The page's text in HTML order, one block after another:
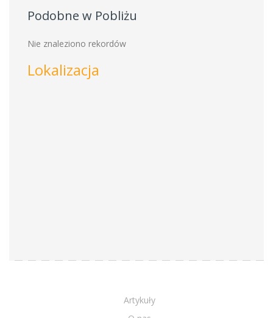
Podobne w Pobliżu
Nie znaleziono rekordów
Lokalizacja
Artykuły